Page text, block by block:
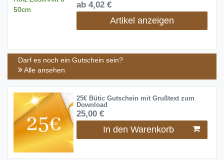
ab 4,02 €
Artikel anzeigen
Darf es noch ein Gutschein sein?
Alle ansehen
25€ Bütic Gutschein mit Grußtext zum
Download
25,00 €
In den Warenkorb